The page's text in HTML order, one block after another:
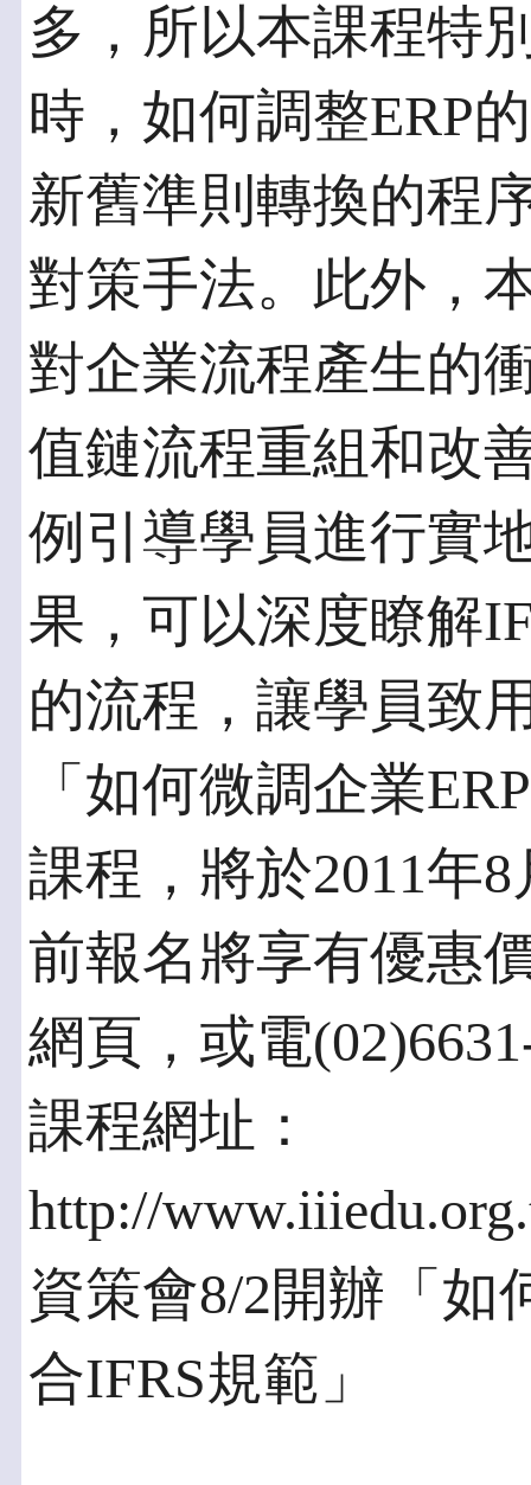
多，所以本課程特
時，如何調整ERP
新舊準則轉換的程
對策手法。此外，
對企業流程產生的
值鏈流程重組和改
例引導學員進行實
果，可以深度瞭解
的流程，讓學員致
「如何微調企業
課程，將於2011年
前報名將享有優惠
網頁，或電
課程網址：
http://
資策會8/2開辦「如
合IFRS規範」